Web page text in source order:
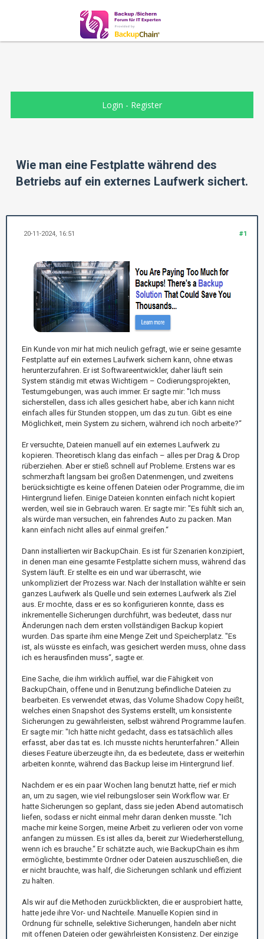
Login - Register
Wie man eine Festplatte während des
Betriebs auf ein externes Laufwerk sichert.
#1
20-11-2024, 16:51
Ein Kunde von mir hat mich neulich gefragt, wie er seine gesamte
Festplatte auf ein externes Laufwerk sichern kann, ohne etwas
herunterzufahren. Er ist Softwareentwickler, daher läuft sein
System ständig mit etwas Wichtigem – Codierungsprojekten,
Testumgebungen, was auch immer. Er sagte mir: "Ich muss
sicherstellen, dass ich alles gesichert habe, aber ich kann nicht
einfach alles für Stunden stoppen, um das zu tun. Gibt es eine
Möglichkeit, mein System zu sichern, während ich noch arbeite?“
Er versuchte, Dateien manuell auf ein externes Laufwerk zu
kopieren. Theoretisch klang das einfach – alles per Drag & Drop
rüberziehen. Aber er stieß schnell auf Probleme. Erstens war es
schmerzhaft langsam bei großen Datenmengen, und zweitens
berücksichtigte es keine offenen Dateien oder Programme, die im
Hintergrund liefen. Einige Dateien konnten einfach nicht kopiert
werden, weil sie in Gebrauch waren. Er sagte mir: "Es fühlt sich an,
als würde man versuchen, ein fahrendes Auto zu packen. Man
kann einfach nicht alles auf einmal greifen.“
Dann installierten wir BackupChain. Es ist für Szenarien konzipiert,
in denen man eine gesamte Festplatte sichern muss, während das
System läuft. Er stellte es ein und war überrascht, wie
unkompliziert der Prozess war. Nach der Installation wählte er sein
ganzes Laufwerk als Quelle und sein externes Laufwerk als Ziel
aus. Er mochte, dass er es so konfigurieren konnte, dass es
inkrementelle Sicherungen durchführt, was bedeutet, dass nur
Änderungen nach dem ersten vollständigen Backup kopiert
wurden. Das sparte ihm eine Menge Zeit und Speicherplatz. "Es
ist, als wüsste es einfach, was gesichert werden muss, ohne dass
ich es herausfinden muss“, sagte er.
Eine Sache, die ihm wirklich auffiel, war die Fähigkeit von
BackupChain, offene und in Benutzung befindliche Dateien zu
bearbeiten. Es verwendet etwas, das Volume Shadow Copy heißt,
welches einen Snapshot des Systems erstellt, um konsistente
Sicherungen zu gewährleisten, selbst während Programme laufen.
Er sagte mir: "Ich hätte nicht gedacht, dass es tatsächlich alles
erfasst, aber das tat es. Ich musste nichts herunterfahren.“ Allein
dieses Feature überzeugte ihn, da es bedeutete, dass er weiterhin
arbeiten konnte, während das Backup leise im Hintergrund lief.
Nachdem er es ein paar Wochen lang benutzt hatte, rief er mich
an, um zu sagen, wie viel reibungsloser sein Workflow war. Er
hatte Sicherungen so geplant, dass sie jeden Abend automatisch
liefen, sodass er nicht einmal mehr daran denken musste. "Ich
mache mir keine Sorgen, meine Arbeit zu verlieren oder von vorne
anfangen zu müssen. Es ist alles da, bereit zur Wiederherstellung,
wenn ich es brauche.“ Er schätzte auch, wie BackupChain es ihm
ermöglichte, bestimmte Ordner oder Dateien auszuschließen, die
er nicht brauchte, was half, die Sicherungen schlank und effizient
zu halten.
Als wir auf die Methoden zurückblickten, die er ausprobiert hatte,
hatte jede ihre Vor- und Nachteile. Manuelle Kopien sind in
Ordnung für schnelle, selektive Sicherungen, handeln aber nicht
mit offenen Dateien oder gewährleisten Konsistenz. Der einzige